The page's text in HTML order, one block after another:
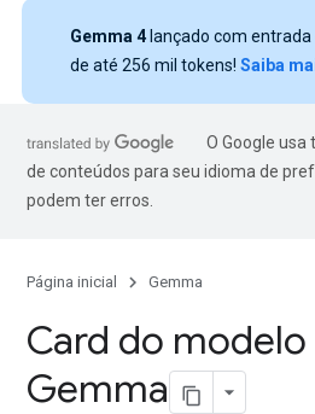
Gemma 4 lançado com
de até 256 mil tokens! Saiba
O Google usa
de conteúdos para seu idioma de
podem ter erros.
Página inicial Gemma
Card do
Gemma